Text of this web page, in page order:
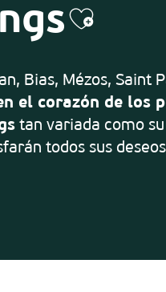
Bias, Mézos, Saint
el corazón de los
tan variada como
todos sus